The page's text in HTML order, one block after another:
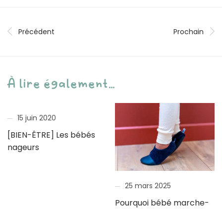
Précédent Prochain
À lire également...
15 juin 2020
[BIEN-ÊTRE] Les bébés
nageurs
25 mars 2025
Pourquoi bébé marche-